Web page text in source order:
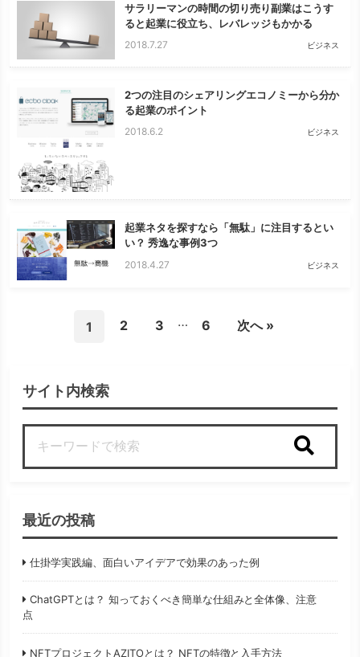
サラリーマンの時間の切り売り副業はこうす
ると起業に役立ち、レバレッジもかかる
2018.7.27 ビジネス
2つの注目のシェアリングエコノミーから分か
る起業のポイント
2018.6.2 ビジネス
起業ネタを探すなら「無駄」に注目するとい
い？ 秀逸な事例3つ
2018.4.27 ビジネス
1 2 3 … 6 次へ »
サイト内検索
最近の投稿
仕掛学実践編、面白いアイデアで効果のあった例
ChatGPTとは？ 知っておくべき簡単な仕組みと全体像、注意
点
NFTプロジェクトAZITOとは？ NFTの特徴と入手方法